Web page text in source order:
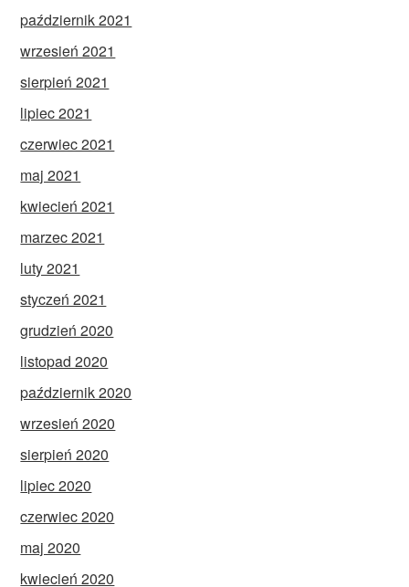
październik 2021
wrzesień 2021
sierpień 2021
lipiec 2021
czerwiec 2021
maj 2021
kwiecień 2021
marzec 2021
luty 2021
styczeń 2021
grudzień 2020
listopad 2020
październik 2020
wrzesień 2020
sierpień 2020
lipiec 2020
czerwiec 2020
maj 2020
kwiecień 2020